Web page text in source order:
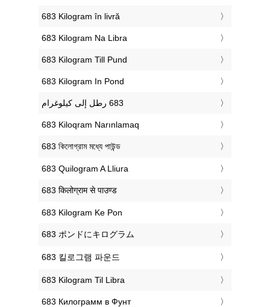
‎683 Kilogram în livră
‎683 Kilogram Na Libra
‎683 Kilogram Till Pund
‎683 Kilogram In Pond
‎683 Kiloqram Narınlamaq
‎683 কিলোগ্রাম মধ্যে পাউন্ড
‎683 Quilogram A Lliura
‎683 किलोग्राम से पाउण्ड
‎683 Kilogram Ke Pon
‎683 ポンドにキログラム
‎683 킬로그램 파운드
‎683 Kilogram Til Libra
‎683 Килограмм в Фунт